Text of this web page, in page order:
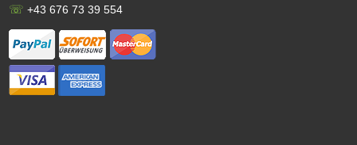
☏+43 676 73 39 554